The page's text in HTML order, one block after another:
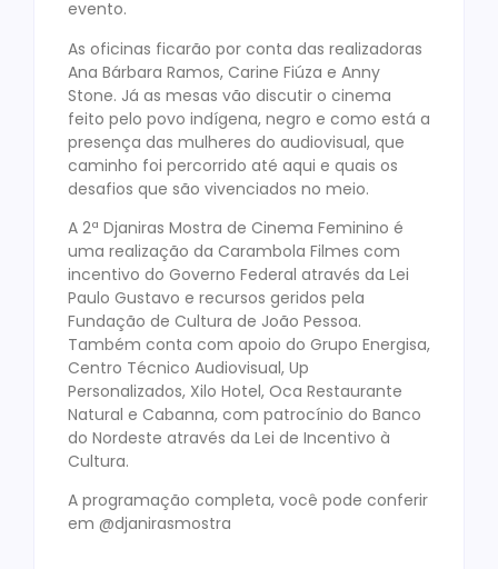
evento.
As oficinas ficarão por conta das realizadoras
Ana Bárbara Ramos, Carine Fiúza e Anny
Stone. Já as mesas vão discutir o cinema
feito pelo povo indígena, negro e como está a
presença das mulheres do audiovisual, que
caminho foi percorrido até aqui e quais os
desafios que são vivenciados no meio.
A 2ª Djaniras Mostra de Cinema Feminino é
uma realização da Carambola Filmes com
incentivo do Governo Federal através da Lei
Paulo Gustavo e recursos geridos pela
Fundação de Cultura de João Pessoa.
Também conta com apoio do Grupo Energisa,
Centro Técnico Audiovisual, Up
Personalizados, Xilo Hotel, Oca Restaurante
Natural e Cabanna, com patrocínio do Banco
do Nordeste através da Lei de Incentivo à
Cultura.
A programação completa, você pode conferir
em @djanirasmostra